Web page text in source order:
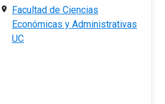
Facultad de Ciencias
Económicas y Administrativas
UC